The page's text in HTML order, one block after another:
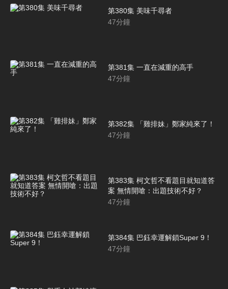
第380集 美味千尋者
47分鐘
第381集 一直在減重的高手
47分鐘
第382集 「雞排妹」鄭家純來了！
47分鐘
第383集 柯文哲不看題目就知道答
案 無情開嗆：出題技術不好？
47分鐘
第384集 巴鈺幸運解鎖Super 9！
47分鐘